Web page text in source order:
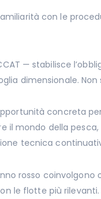
con le
— stabilisce
dimensionale.
concreta
il mondo della
tecnica
rosso
le flotte più